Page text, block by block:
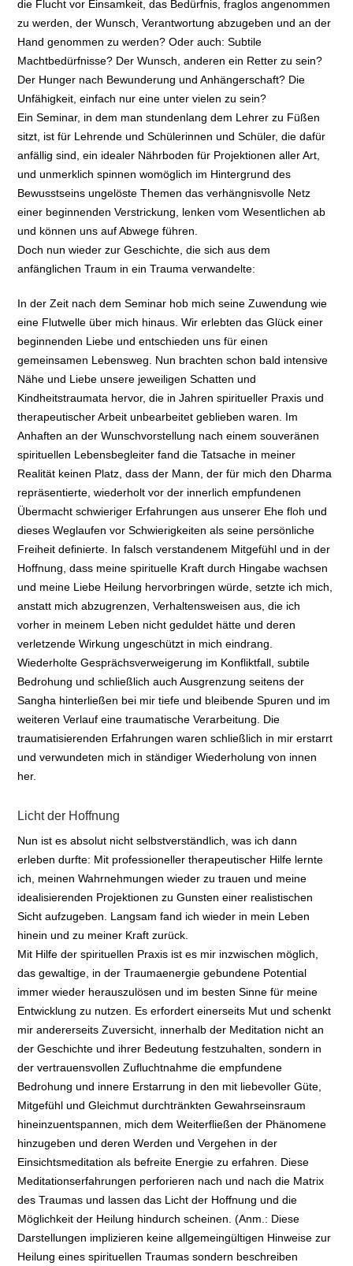
die Flucht vor Einsamkeit, das Bedürfnis, fraglos angenommen
zu werden, der Wunsch, Verantwortung abzugeben und an der
Hand genommen zu werden? Oder auch: Subtile
Machtbedürfnisse? Der Wunsch, anderen ein Retter zu sein?
Der Hunger nach Bewunderung und Anhängerschaft? Die
Unfähigkeit, einfach nur eine unter vielen zu sein?
Ein Seminar, in dem man stundenlang dem Lehrer zu Füßen
sitzt, ist für Lehrende und Schülerinnen und Schüler, die dafür
anfällig sind, ein idealer Nährboden für Projektionen aller Art,
und unmerklich spinnen womöglich im Hintergrund des
Bewusstseins ungelöste Themen das verhängnisvolle Netz
einer beginnenden Verstrickung, lenken vom Wesentlichen ab
und können uns auf Abwege führen.
Doch nun wieder zur Geschichte, die sich aus dem
anfänglichen Traum in ein Trauma verwandelte:
In der Zeit nach dem Seminar hob mich seine Zuwendung wie
eine Flutwelle über mich hinaus. Wir erlebten das Glück einer
beginnenden Liebe und entschieden uns für einen
gemeinsamen Lebensweg. Nun brachten schon bald intensive
Nähe und Liebe unsere jeweiligen Schatten und
Kindheitstraumata hervor, die in Jahren spiritueller Praxis und
therapeutischer Arbeit unbearbeitet geblieben waren. Im
Anhaften an der Wunschvorstellung nach einem souveränen
spirituellen Lebensbegleiter fand die Tatsache in meiner
Realität keinen Platz, dass der Mann, der für mich den Dharma
repräsentierte, wiederholt vor der innerlich empfundenen
Übermacht schwieriger Erfahrungen aus unserer Ehe floh und
dieses Weglaufen vor Schwierigkeiten als seine persönliche
Freiheit definierte. In falsch verstandenem Mitgefühl und in der
Hoffnung, dass meine spirituelle Kraft durch Hingabe wachsen
und meine Liebe Heilung hervorbringen würde, setzte ich mich,
anstatt mich abzugrenzen, Verhaltensweisen aus, die ich
vorher in meinem Leben nicht geduldet hätte und deren
verletzende Wirkung ungeschützt in mich eindrang.
Wiederholte Gesprächsverweigerung im Konfliktfall, subtile
Bedrohung und schließlich auch Ausgrenzung seitens der
Sangha hinterließen bei mir tiefe und bleibende Spuren und im
weiteren Verlauf eine traumatische Verarbeitung. Die
traumatisierenden Erfahrungen waren schließlich in mir erstarrt
und verwundeten mich in ständiger Wiederholung von innen
her.
Licht der Hoffnung
Nun ist es absolut nicht selbstverständlich, was ich dann
erleben durfte: Mit professioneller therapeutischer Hilfe lernte
ich, meinen Wahrnehmungen wieder zu trauen und meine
idealisierenden Projektionen zu Gunsten einer realistischen
Sicht aufzugeben. Langsam fand ich wieder in mein Leben
hinein und zu meiner Kraft zurück.
Mit Hilfe der spirituellen Praxis ist es mir inzwischen möglich,
das gewaltige, in der Traumaenergie gebundene Potential
immer wieder herauszulösen und im besten Sinne für meine
Entwicklung zu nutzen. Es erfordert einerseits Mut und schenkt
mir andererseits Zuversicht, innerhalb der Meditation nicht an
der Geschichte und ihrer Bedeutung festzuhalten, sondern in
der vertrauensvollen Zufluchtnahme die empfundene
Bedrohung und innere Erstarrung in den mit liebevoller Güte,
Mitgefühl und Gleichmut durchtränkten Gewahrseinsraum
hineinzuentspannen, mich dem Weiterfließen der Phänomene
hinzugeben und deren Werden und Vergehen in der
Einsichtsmeditation als befreite Energie zu erfahren. Diese
Meditationserfahrungen perforieren nach und nach die Matrix
des Traumas und lassen das Licht der Hoffnung und die
Möglichkeit der Heilung hindurch scheinen. (Anm.: Diese
Darstellungen implizieren keine allgemeingültigen Hinweise zur
Heilung eines spirituellen Traumas sondern beschreiben